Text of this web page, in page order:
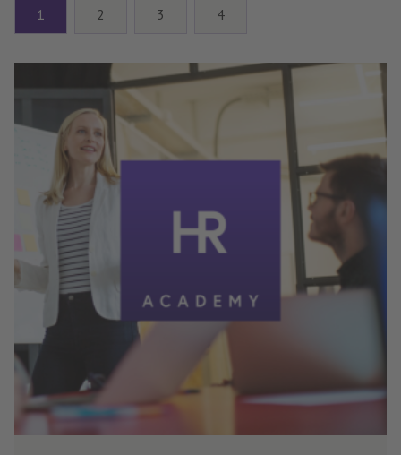
Brabant uit over
aansprakelijkheid van een
werknemer bij schade met een
1 2 3 4